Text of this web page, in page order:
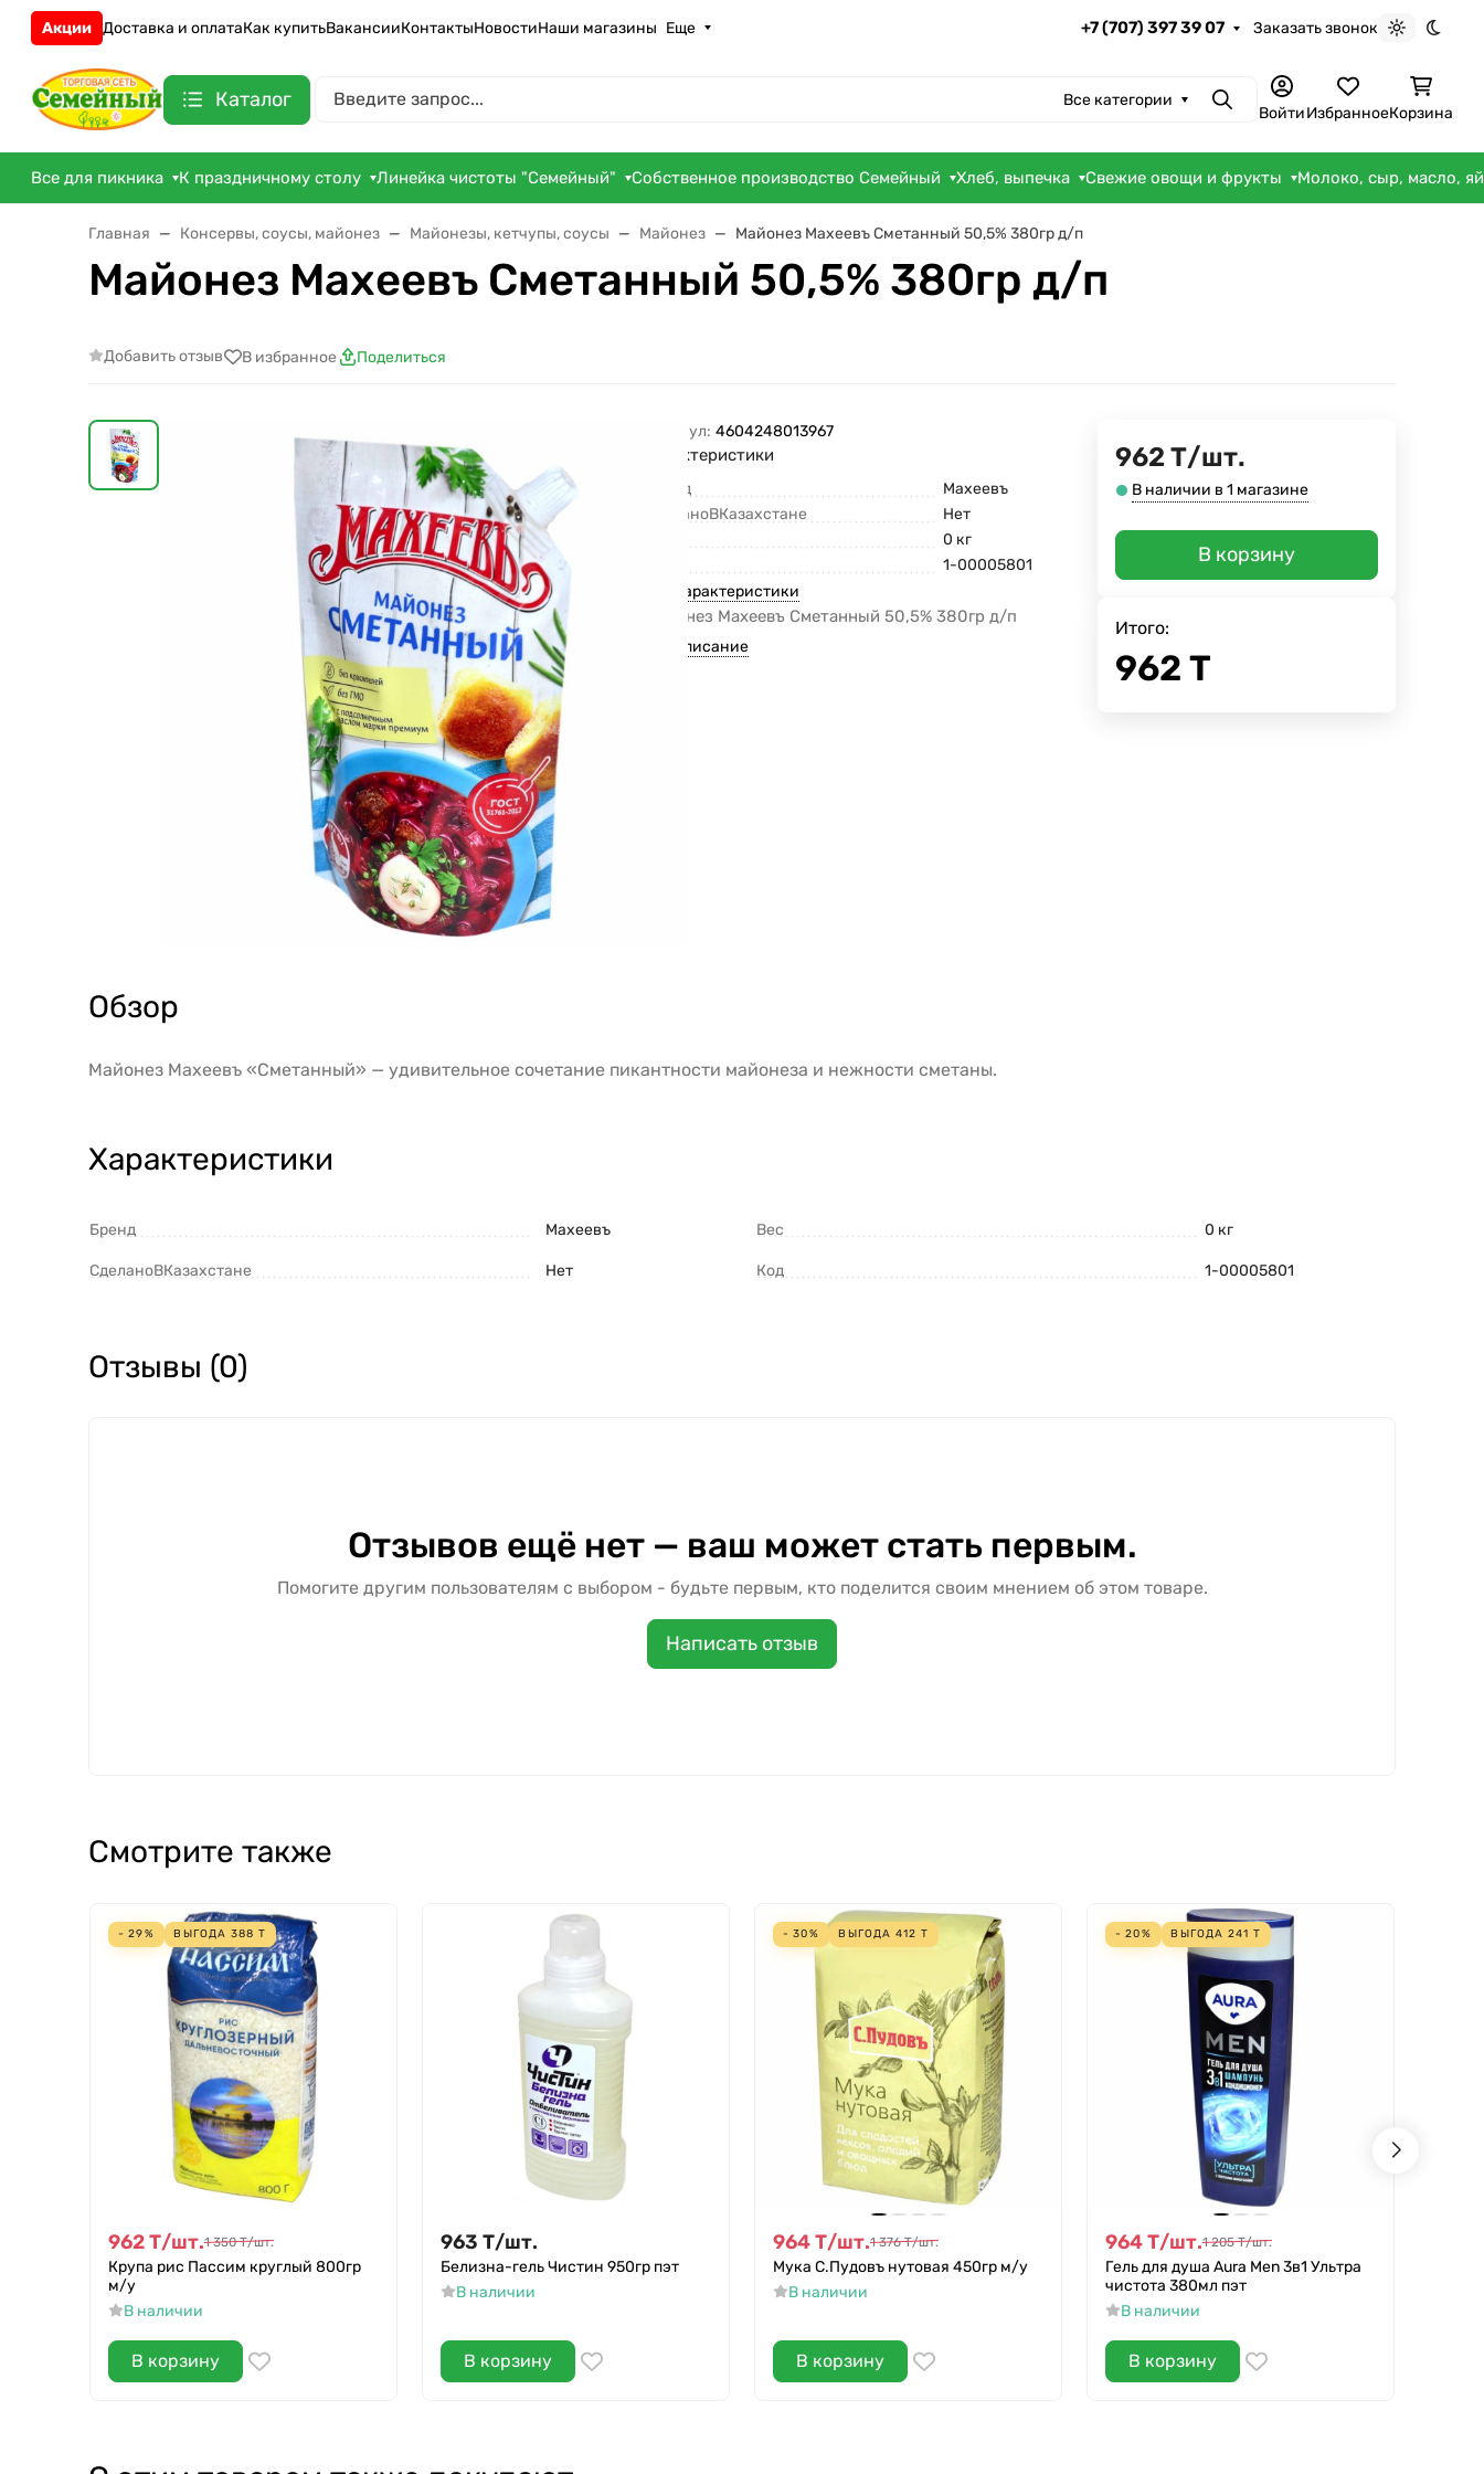
Акции Доставка и оплатаКак купитьВакансииКонтактыНовостиНаши магазины Еще +7 (707) 397 39 07 Заказать звонок
Светлая
Каталог Все категории ПоискВойтиИзбранноеКорзина
Все для пикника К праздничному столу Линейка чистоты "Семейный" Собственное производство Семейный Хлеб, выпечка Свежие овощи и фрукты Молоко, сыр, масло,
Главная Консервы, соусы, майонез Майонезы, кетчупы, соусы Майонез Майонез Махеевъ Сметанный 50,5% 380гр д/п
Майонез Махеевъ Сметанный 50,5% 380гр д/п
Добавить отзыв В избранное Поделиться
Артикул: 4604248013967
Характеристики
Бренд
Махеевъ
СделаноВКазахстане
Нет
0 кг
1-00005801
Все характеристики
Майонез Махеевъ Сметанный 50,5% 380гр д/п
Все описание
962Т/шт.
В наличии в 1 магазине
В корзину
Итого:
962 Т
Обзор
Майонез Махеевъ «Сметанный» — удивительное сочетание пикантности майонеза и нежности сметаны.
Характеристики
Бренд Махеевъ
СделаноВКазахстане Нет
Вес 0 кг
Код 1-00005801
Отзывы (0)
Отзывов ещё нет — ваш может стать первым.
Помогите другим пользователям с выбором - будьте первым, кто поделится своим мнением об этом товаре.
Написать отзыв
Смотрите также
- 29% ВЫГОДА 388 Т
962Т/шт.1 350 Т/шт.
Крупа рис Пассим круглый 800гр
м/у
В наличии
В корзину
963 Т/шт.
Белизна-гель Чистин 950гр пэт
В наличии
В корзину
- 30% ВЫГОДА 412 Т
964Т/шт.1 376 Т/шт.
Мука С.Пудовъ нутовая 450гр м/у
В наличии
В корзину
- 20% ВЫГОДА 241 Т
964Т/шт.1 205 Т/шт.
Гель для душа Aura Men 3в1 Ультра
чистота 380мл пэт
В наличии
В корзину